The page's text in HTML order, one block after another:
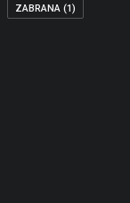
ZABRANA (1)